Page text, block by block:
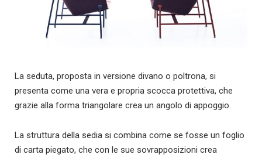
La seduta, proposta in versione divano o poltrona, si
presenta come una vera e propria scocca protettiva, che
grazie alla forma triangolare crea un angolo di appoggio.
La struttura della sedia si combina come se fosse un foglio
di carta piegato, che con le sue sovrapposizioni crea